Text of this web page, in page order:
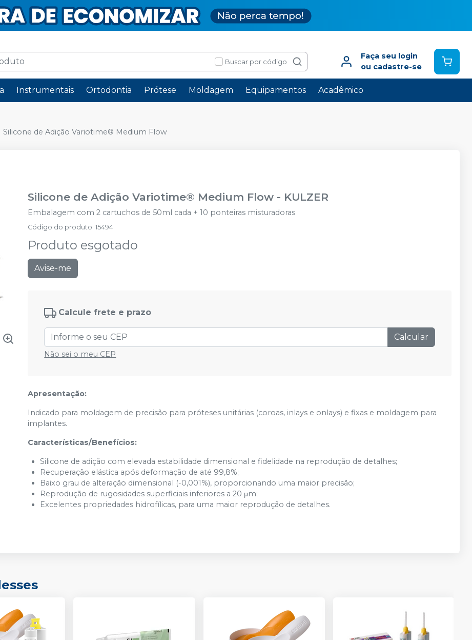
Buscar por código
Faça seu login
ou cadastre-se
Instrumentais Ortodontia Prótese Moldagem Equipamentos Acadêmico
Silicone de Adição Variotime® Medium Flow
Silicone de Adição Variotime® Medium Flow - KULZER
Embalagem com 2 cartuchos de 50ml cada + 10 ponteiras misturadoras
Código do produto:15494
Produto esgotado
Avise-me
Calcule frete e prazo
Calcular
Não sei o meu CEP
Apresentação:
Indicado para moldagem de precisão para próteses unitárias (coroas, inlays e onlays) e fixas e moldagem para
implantes.
Características/Benefícios:
Silicone de adição com elevada estabilidade dimensional e fidelidade na reprodução de detalhes;
Recuperação elástica após deformação de até 99,8%;
Baixo grau de alteração dimensional (-0,001%), proporcionando uma maior precisão;
Reprodução de rugosidades superficiais inferiores a 20 μm;
Excelentes propriedades hidrofílicas, para uma maior reprodução de detalhes.